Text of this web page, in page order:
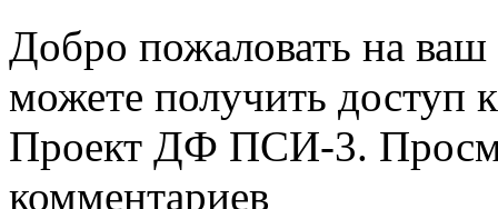
Добро пожаловать на
можете получить доступ
Проект ДФ ПСИ-3.
комментариев